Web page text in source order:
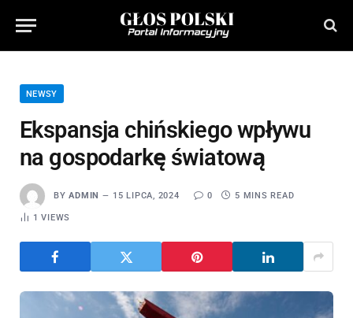
NEWSY
Ekspansja chińskiego wpływu
na gospodarkę światową
BY ADMIN 15 LIPCA, 2024 0 5 MINS READ
1VIEWS